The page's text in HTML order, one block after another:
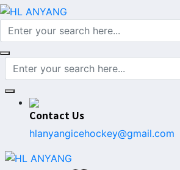
Contact Us
hlanyangicehockey@gmail.com